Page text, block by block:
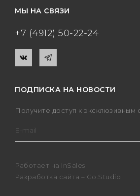
МЫ НА СВЯЗИ
+7 (4912) 50-22-24
ПОДПИСКА НА НОВОСТИ
Получите доступ к эксклюзивным
Работает на InSales
Разработка сайта – Go.Studio